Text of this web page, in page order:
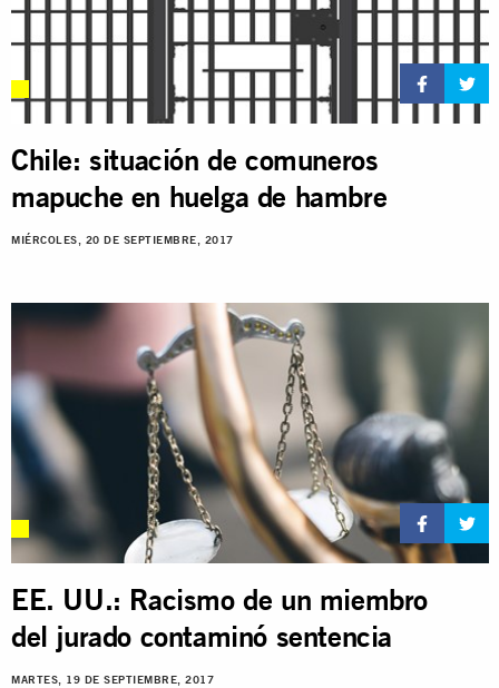
Chile: situación de comuneros
mapuche en huelga de hambre
MIÉRCOLES, 20 DE SEPTIEMBRE, 2017
EE. UU.: Racismo de un miembro
del jurado contaminó sentencia
MARTES, 19 DE SEPTIEMBRE, 2017